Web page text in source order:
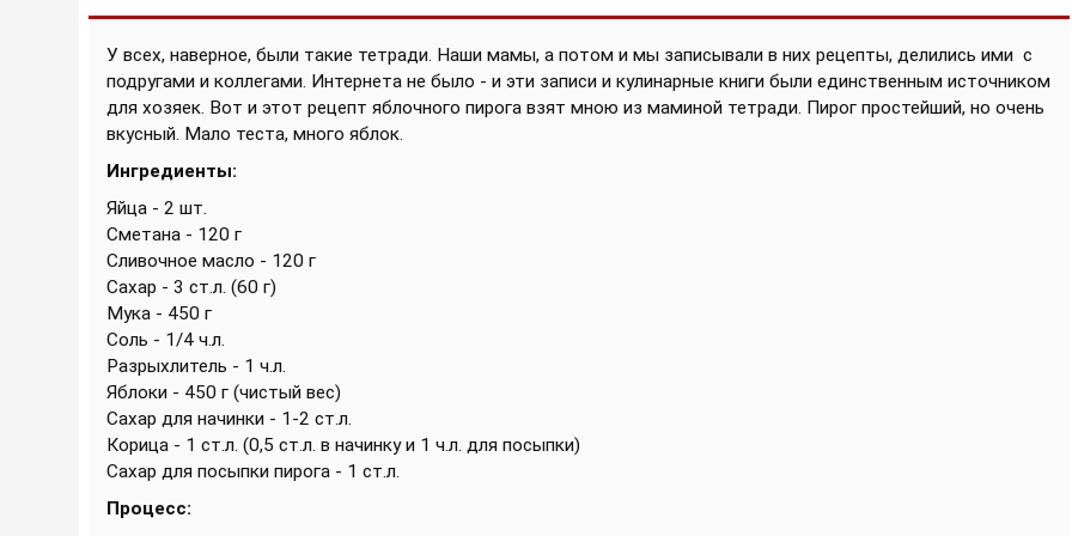
У всех, наверное, были такие тетради. Наши мамы, а потом и мы записывали в них рецепты, делились ими с
подругами и коллегами. Интернета не было - и эти записи и кулинарные книги были единственным источником
для хозяек. Вот и этот рецепт яблочного пирога взят мною из маминой тетради. Пирог простейший, но очень
вкусный. Мало теста, много яблок.
Ингредиенты:
Яйца - 2 шт.
Сметана - 120 г
Сливочное масло - 120 г
Сахар - 3 ст.л. (60 г)
Мука - 450 г
Соль - 1/4 ч.л.
Разрыхлитель - 1 ч.л.
Яблоки - 450 г (чистый вес)
Сахар для начинки - 1-2 ст.л.
Корица - 1 ст.л. (0,5 ст.л. в начинку и 1 ч.л. для посыпки)
Сахар для посыпки пирога - 1 ст.л.
Процесс: